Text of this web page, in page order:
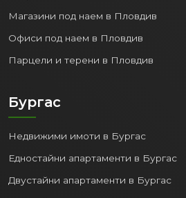
Магазини под наем в Пловдив
Офиси под наем в Пловдив
Парцели и терени в Пловдив
Бургас
Недвижими имоти в Бургас
Едностайни апартаменти в Бургас
Двустайни апартаменти в Бургас